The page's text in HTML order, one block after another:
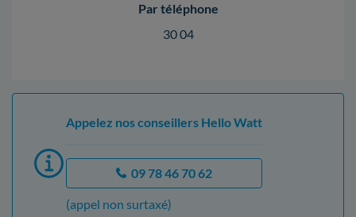
Par téléphone
30 04
Appelez nos conseillers Hello Watt
09 78 46 70 62
(appel non surtaxé)